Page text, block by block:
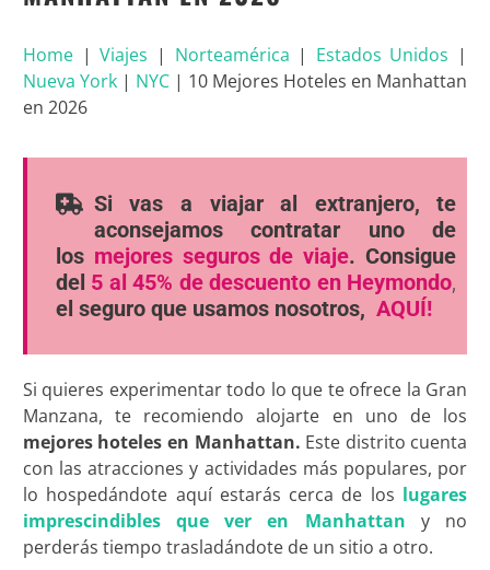
Home|Viajes | Norteamérica | Estados Unidos |
Nueva York| NYC| 10 Mejores Hoteles en Manhattan
en 2026
Si vas a viajar al extranjero, te
aconsejamos contratar uno de
los mejores seguros de viaje. Consigue
del 5 al 45% de descuento en Heymondo,
el seguro que usamos nosotros, AQUÍ!
Si quieres experimentar todo lo que te ofrece la Gran
Manzana, te recomiendo alojarte en uno de los
mejores hoteles en Manhattan. Este distrito cuenta
con las atracciones y actividades más populares, por
lo hospedándote aquí estarás cerca de los lugares
imprescindibles que ver en Manhattan y no
perderás tiempo trasladándote de un sitio a otro.